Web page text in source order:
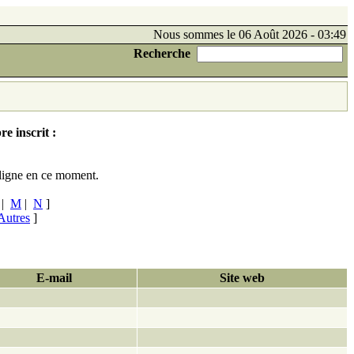
Nous sommes le 06 Août 2026 - 03:49
Recherche
inscrit :
en ce moment.
| M | N ]
]
E-mail
Site web